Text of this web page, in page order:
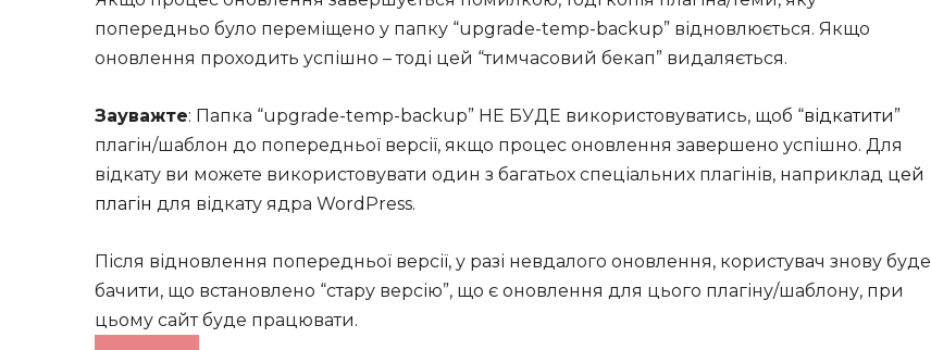
попередньо було переміщено у папку “upgrade-temp-backup” відновлюється. Якщо
оновлення проходить успішно – тоді цей “тимчасовий бекап” видаляється.
Зауважте: Папка “upgrade-temp-backup” НЕ БУДЕ використовуватись, щоб “відкатити”
плагін/шаблон до попередньої версії, якщо процес оновлення завершено успішно. Для
відкату ви можете використовувати один з багатьох спеціальних плагінів, наприклад цей
плагін для відкату ядра WordPress.
Після відновлення попередньої версії, у разі невдалого оновлення, користувач знову буде
бачити, що встановлено “стару версію”, що є оновлення для цього плагіну/шаблону, при
цьому сайт буде працювати.